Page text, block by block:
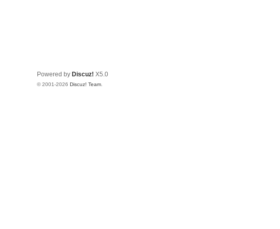
Powered by Discuz! X5.0
© 2001-2026 Discuz! Team